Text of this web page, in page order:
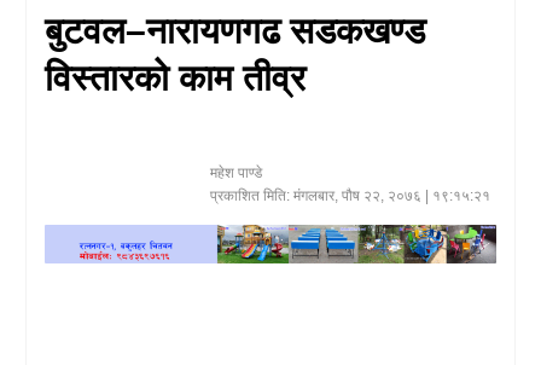
मनोरञ्जन
खेलकुद
बुटवल–नारायणगढ सडकखण्ड
विस्तारको काम तीव्र
महेश पाण्डे
प्रकाशित मिति: मंगलबार, पौष २२, २०७६ | १९:१५:२१